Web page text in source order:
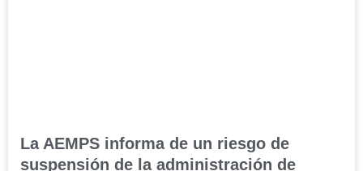
La AEMPS informa de un riesgo de
suspensión de la administración de